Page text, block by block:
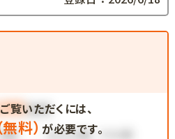
覧いただくには、
料） が必要です。